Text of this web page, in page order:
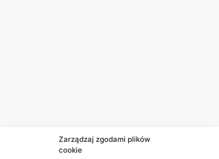
Zarządzaj zgodami plików
cookie